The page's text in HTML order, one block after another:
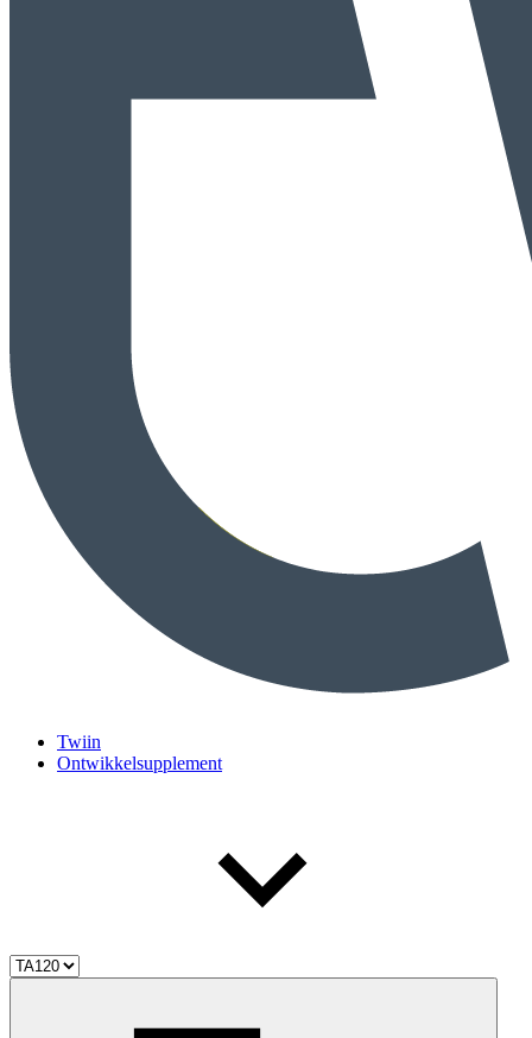
Twiin
Ontwikkelsupplement